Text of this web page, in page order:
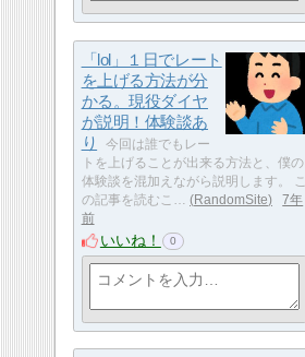
「lol」１日でレート
を上げる方法が分
かる。現役ダイヤ
が説明！体験談あ
り
今回は誰でもレー
トを上げることが出来る方法と、僕の
体験談を混加えながら説明します。 こ
の記事を読むこ…
RandomSite
7年
前
いいね！ 0